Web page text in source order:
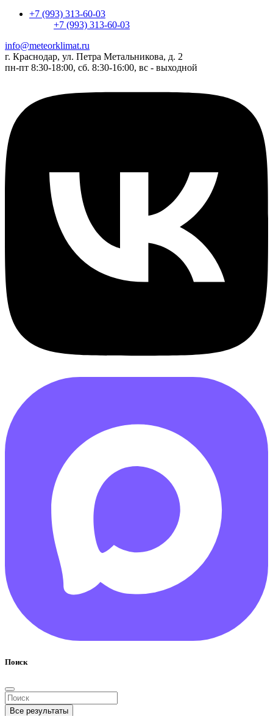
+7 (993) 313-60-03
+7 (993) 313-60-03
info@meteorklimat.ru
г. Краснодар, ул. Петра Метальникова, д. 2
пн-пт 8:30-18:00, сб. 8:30-16:00, вс - выходной
Поиск
Все результаты